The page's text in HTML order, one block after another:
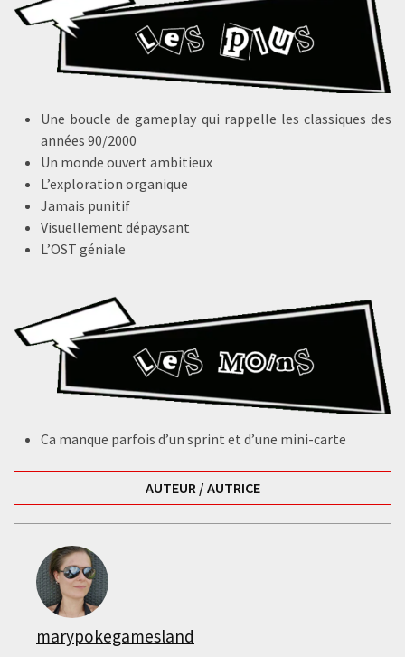
Une boucle de gameplay qui rappelle les classiques des
années 90/2000
Un monde ouvert ambitieux
L’exploration organique
Jamais punitif
Visuellement dépaysant
L’OST géniale
Ca manque parfois d’un sprint et d’une mini-carte
AUTEUR / AUTRICE
marypokegamesland